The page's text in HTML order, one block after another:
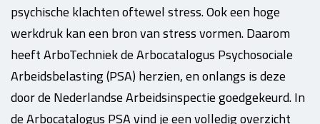
psychische klachten oftewel stress. Ook een hoge
werkdruk kan een bron van stress vormen. Daarom
heeft ArboTechniek de Arbocatalogus Psychosociale
Arbeidsbelasting (PSA) herzien, en onlangs is deze
door de Nederlandse Arbeidsinspectie goedgekeurd. In
de Arbocatalogus PSA vind je een volledig overzicht